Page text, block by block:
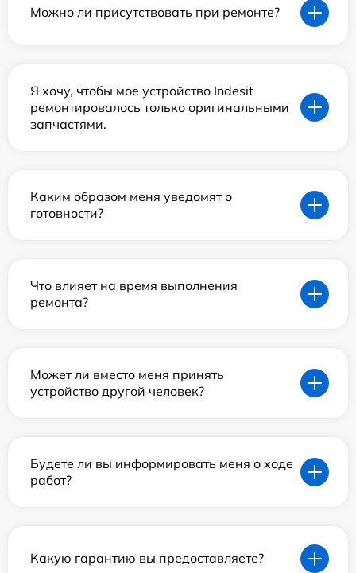
Можно ли присутствовать при ремонте?
Я хочу, чтобы мое устройство Indesit
ремонтировалось только оригинальными
запчастями.
Каким образом меня уведомят о
готовности?
Что влияет на время выполнения
ремонта?
Может ли вместо меня принять
устройство другой человек?
Будете ли вы информировать меня о ходе
работ?
Какую гарантию вы предоставляете?